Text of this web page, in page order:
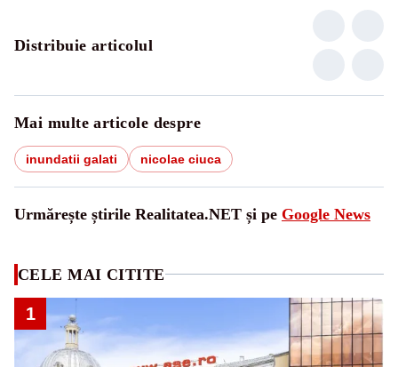
Distribuie articolul
Mai multe articole despre
inundatii galati nicolae ciuca
Urmărește știrile Realitatea.NET și pe Google News
CELE MAI CITITE
1